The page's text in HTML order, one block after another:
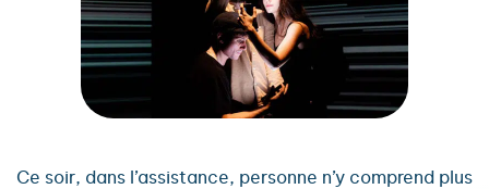
Ce soir, dans l’assistance, personne n’y comprend plus